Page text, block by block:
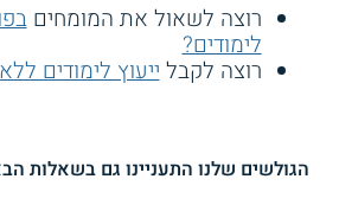
רוצה לשאול את המומחים
לימודים?
רוצה לקבל ייעוץ לימודים
הגולשים שלנו התעניינו גם בשאלות